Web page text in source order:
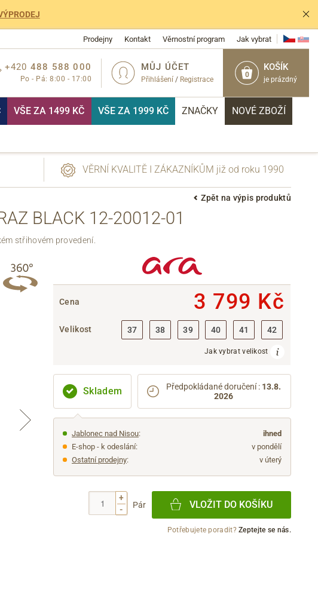
Prodejny Kontakt Věrnostní program Jak vybrat
0
KOŠÍK
je prázdný
MŮJ ÚČET
Přihlášení / Registrace
+420 488 588 000
Po - Pá: 8:00 - 17:00
VŠE ZA 1499 KČ VŠE ZA 1999 KČ ZNAČKY NOVÉ ZBOŽÍ
VĚRNÍ KVALITĚ I ZÁKAZNÍKŮM již od roku 1990
Zpět na výpis produktů
BLACK 12-20012-01
střihovém provedení.
Cena 3 799 Kč
Velikost 37 38 39 40 41 42
Jak vybrat velikost
Skladem Předpokládané doručení : 13.8.
2026
Jablonec nad Nisou:
ihned
E-shop - k odeslání:
v pondělí
Ostatní prodejny: v úterý
+
-
Pár VLOŽIT DO KOŠÍKU
Potřebujete poradit?Zeptejte se nás.